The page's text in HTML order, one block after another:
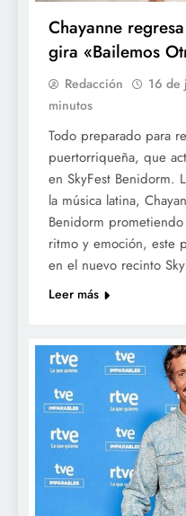
Chayanne
gira «Bailemos
Redacción 16 de
minutos
Todo preparado para
puertorriqueña, que
en SkyFest Benidorm.
la música latina,
Benidorm
ritmo y emoción, este
en el nuevo recinto
Leer más